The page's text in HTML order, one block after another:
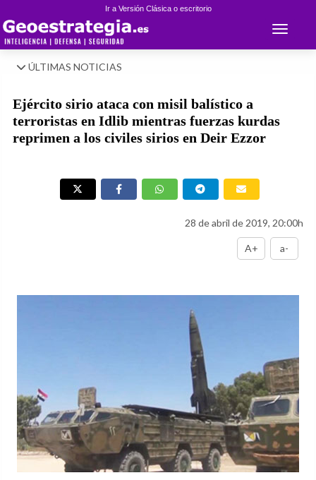
Ir a Versión Clásica o escritorio
Toggle
ÚLTIMAS NOTICIAS
Ejército sirio ataca con misil balístico a
terroristas en Idlib mientras fuerzas kurdas
reprimen a los civiles sirios en Deir Ezzor
28 de abril de 2019, 20:00h
A+ a-